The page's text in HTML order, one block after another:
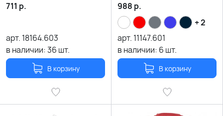
711 р.
арт. 18164.603
в наличии:36 шт.
В корзину
988 р.
+ 2
арт. 11147.601
в наличии: 6 шт.
В корзину